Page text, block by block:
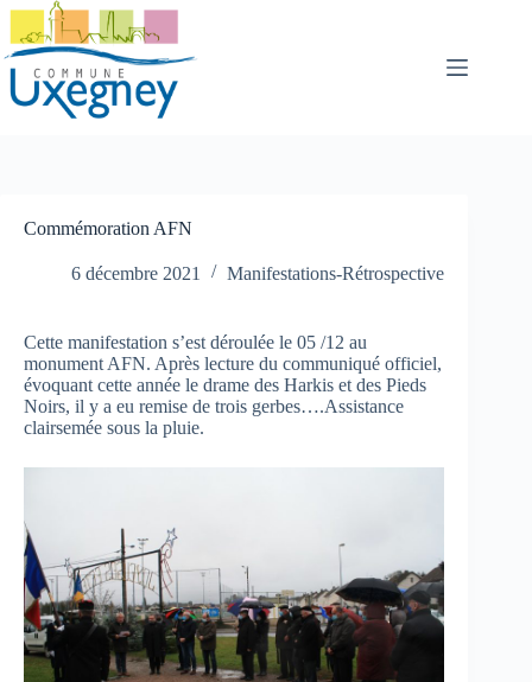
Passer
contenu
Commémoration AFN
6 décembre 2021 Manifestations-Rétrospective
Cette manifestation s’est déroulée le 05 /12 au
monument AFN. Après lecture du communiqué officiel,
évoquant cette année le drame des Harkis et des Pieds
Noirs, il y a eu remise de trois gerbes….Assistance
clairsemée sous la pluie.